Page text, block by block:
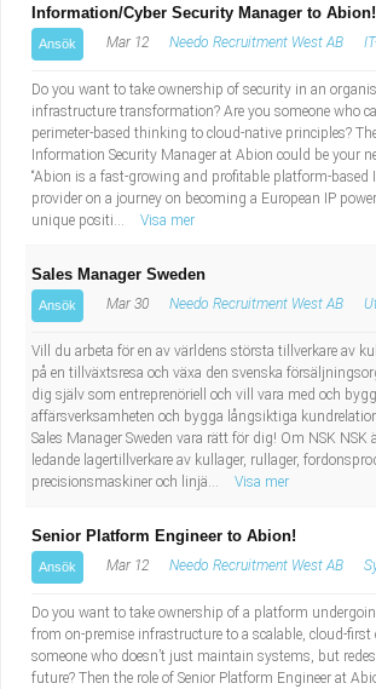
Information/Cyber Security Manager to Abion!
Ansök Mar 12 Needo Recruitment West AB
Do you want to take ownership of security in an
infrastructure transformation? Are you someone who
perimeter-based thinking to cloud-native principles?
Information Security Manager at Abion could be your
“Abion is a fast-growing and profitable platform-based
provider on a journey on becoming a European IP
unique positi...
Visa mer
Sales Manager Sweden
Ansök Mar 30 Needo Recruitment West AB
Vill du arbeta för en av världens största tillverkare av
på en tillväxtsresa och växa den svenska
dig själv som entreprenöriell och vill vara med och
affärsverksamheten och bygga långsiktiga
Sales Manager Sweden vara rätt för dig! Om NSK NSK
ledande lagertillverkare av kullager, rullager,
precisionsmaskiner och linjä...
Visa mer
Senior Platform Engineer to Abion!
Ansök Mar 12 Needo Recruitment West AB
Do you want to take ownership of a platform
from on-premise infrastructure to a scalable, cloud-first
someone who doesn’t just maintain systems, but
future? Then the role of Senior Platform Engineer at